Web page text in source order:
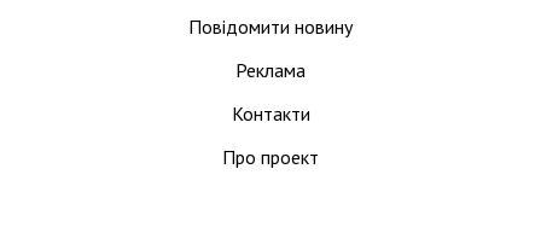
Повідомити новину
Реклама
Контакти
Про проект